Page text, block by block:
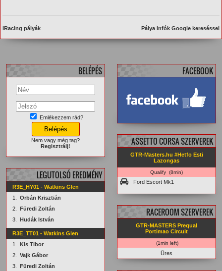
iRacing pályák Pálya infók Google kereséssel
BELÉPÉS
Emlékezzem rád?
Nem vagy még tag?
Regisztrálj!
LEGUTOLSÓ EREDMÉNY
R3E_HY01 - Watkins Glen
1. Orbán Krisztián
2. Füredi Zoltán
3. Hudák István
R3E_TT01 - Watkins Glen
1. Kis Tibor
2. Vajk Gábor
3. Füredi Zoltán
FACEBOOK
ASSETTO CORSA SZERVEREK
GTR-Masters.hu #Hetfo Esti
Lazongas
Qualify (8min)
Ford Escort Mk1
RACEROOM SZERVEREK
GTR-MASTERS Prequal
Portimao Circuit
(1min left)
Üres